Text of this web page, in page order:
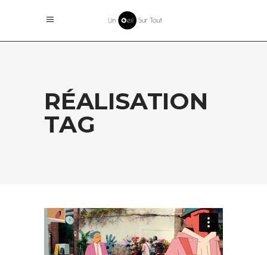
RÉALISATION
TAG